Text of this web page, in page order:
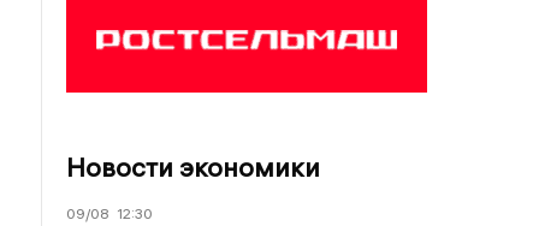
Новости экономики
09/08 12:30